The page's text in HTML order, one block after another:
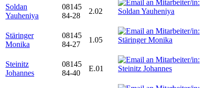
Soldan
Yauheniya
08145
84-28
2.02
Stäringer
Monika
08145
84-27
1.05
Steinitz
Johannes
08145
84-40
E.01